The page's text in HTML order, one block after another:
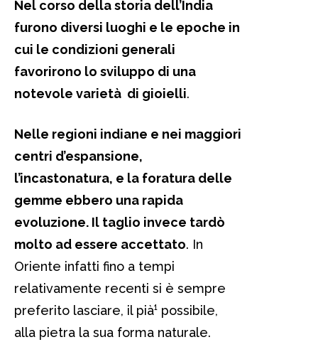
Nel corso della storia dell’India
furono diversi luoghi e le epoche in
cui le condizioni generali
favorirono lo sviluppo di una
notevole varietà di gioielli.
Nelle regioni indiane e nei maggiori
centri d’espansione,
l’incastonatura, e la foratura delle
gemme ebbero una rapida
evoluzione. Il taglio invece tardò
molto ad essere accettato. In
Oriente infatti fino a tempi
relativamente recenti si è sempre
preferito lasciare, il pià¹ possibile,
alla pietra la sua forma naturale.